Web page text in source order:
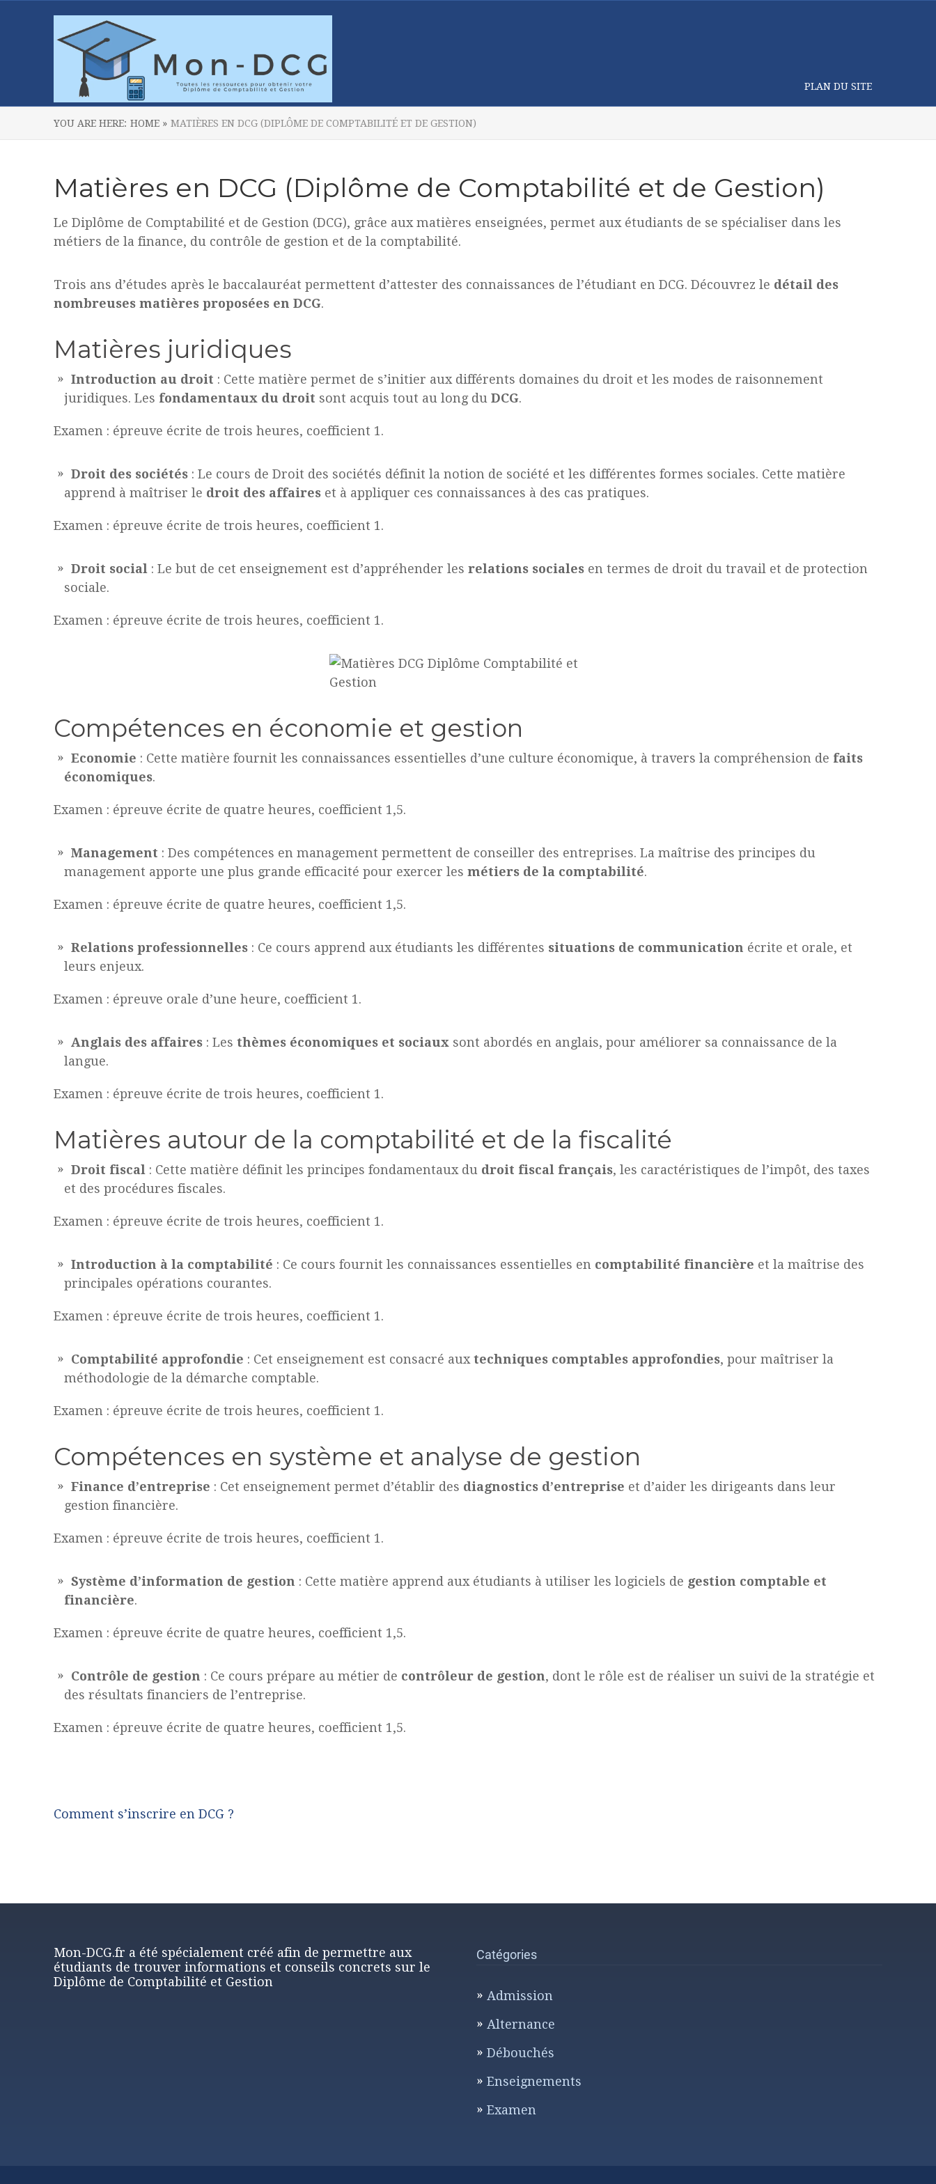
PLAN DU SITE
YOU ARE HERE: HOME » MATIÈRES EN DCG (DIPLÔME DE COMPTABILITÉ ET DE GESTION)
Matières en DCG (Diplôme de Comptabilité et de Gestion)
Le Diplôme de Comptabilité et de Gestion (DCG), grâce aux matières enseignées, permet aux étudiants de se spécialiser dans les
métiers de la finance, du contrôle de gestion et de la comptabilité.
Trois ans d’études après le baccalauréat permettent d’attester des connaissances de l’étudiant en DCG. Découvrez le détail des
nombreuses matières proposées en DCG.
Matières juridiques
Introduction au droit : Cette matière permet de s’initier aux différents domaines du droit et les modes de raisonnement
juridiques. Les fondamentaux du droit sont acquis tout au long du DCG.
Examen : épreuve écrite de trois heures, coefficient 1.
Droit des sociétés : Le cours de Droit des sociétés définit la notion de société et les différentes formes sociales. Cette matière
apprend à maîtriser le droit des affaires et à appliquer ces connaissances à des cas pratiques.
Examen : épreuve écrite de trois heures, coefficient 1.
Droit social : Le but de cet enseignement est d’appréhender les relations sociales en termes de droit du travail et de protection
sociale.
Examen : épreuve écrite de trois heures, coefficient 1.
Compétences en économie et gestion
Economie : Cette matière fournit les connaissances essentielles d’une culture économique, à travers la compréhension de faits
économiques.
Examen : épreuve écrite de quatre heures, coefficient 1,5.
Management : Des compétences en management permettent de conseiller des entreprises. La maîtrise des principes du
management apporte une plus grande efficacité pour exercer les métiers de la comptabilité.
Examen : épreuve écrite de quatre heures, coefficient 1,5.
Relations professionnelles : Ce cours apprend aux étudiants les différentes situations de communication écrite et orale, et
leurs enjeux.
Examen : épreuve orale d’une heure, coefficient 1.
Anglais des affaires : Les thèmes économiques et sociaux sont abordés en anglais, pour améliorer sa connaissance de la
langue.
Examen : épreuve écrite de trois heures, coefficient 1.
Matières autour de la comptabilité et de la fiscalité
Droit fiscal : Cette matière définit les principes fondamentaux du droit fiscal français, les caractéristiques de l’impôt, des taxes
et des procédures fiscales.
Examen : épreuve écrite de trois heures, coefficient 1.
Introduction à la comptabilité : Ce cours fournit les connaissances essentielles en comptabilité financière et la maîtrise des
principales opérations courantes.
Examen : épreuve écrite de trois heures, coefficient 1.
Comptabilité approfondie : Cet enseignement est consacré aux techniques comptables approfondies, pour maîtriser la
méthodologie de la démarche comptable.
Examen : épreuve écrite de trois heures, coefficient 1.
Compétences en système et analyse de gestion
Finance d’entreprise : Cet enseignement permet d’établir des diagnostics d’entreprise et d’aider les dirigeants dans leur
gestion financière.
Examen : épreuve écrite de trois heures, coefficient 1.
Système d’information de gestion : Cette matière apprend aux étudiants à utiliser les logiciels de gestion comptable et
financière.
Examen : épreuve écrite de quatre heures, coefficient 1,5.
Contrôle de gestion : Ce cours prépare au métier de contrôleur de gestion, dont le rôle est de réaliser un suivi de la stratégie et
des résultats financiers de l’entreprise.
Examen : épreuve écrite de quatre heures, coefficient 1,5.
Comment s’inscrire en DCG ?
Mon-DCG.fr a été spécialement créé afin de permettre aux
étudiants de trouver informations et conseils concrets sur le
Diplôme de Comptabilité et Gestion
Catégories
Admission
Alternance
Débouchés
Enseignements
Examen